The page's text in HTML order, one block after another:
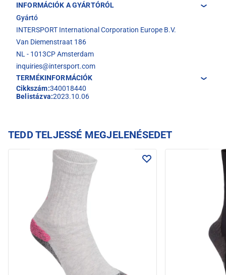
INFORMÁCIÓK A GYÁRTÓRÓL
Gyártó
INTERSPORT International Corporation Europe B.V.
Van Diemenstraat 186
NL - 1013CP Amsterdam
inquiries@intersport.com
TERMÉKINFORMÁCIÓK
Cikkszám:340018440
Belistázva:2023.10.06
TEDD TELJESSÉ MEGJELENÉSEDET